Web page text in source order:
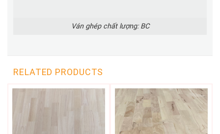
Ván ghép chất lượng: BC
RELATED PRODUCTS